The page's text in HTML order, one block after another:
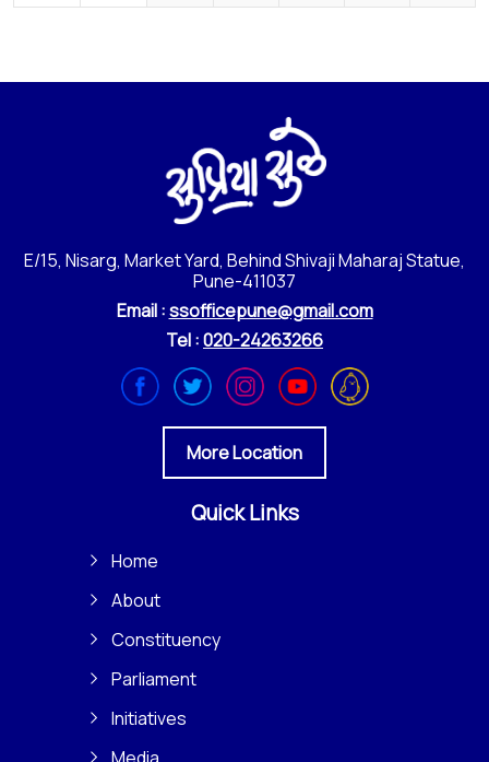
E/15, Nisarg, Market Yard, Behind Shivaji Maharaj Statue,
Pune-411037
Email :ssofficepune@gmail.com
Tel :020-24263266
More Location
Quick Links
Home
About
Constituency
Parliament
Initiatives